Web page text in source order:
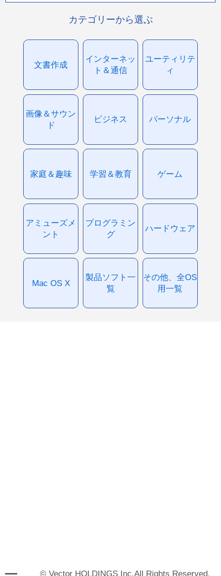
カテゴリーから選ぶ
文書作成
インターネッ
ト＆通信
ユーティリテ
ィ
画像＆サウン
ド
ビジネス パーソナル
家庭＆趣味 学習＆教育 ゲーム
アミューズメ
ント
プログラミン
グ
ハードウェア
Mac OS X
製品ソフト一
覧
その他、全OS
用一覧
© Vector HOLDINGS Inc.All Rights Reserved.